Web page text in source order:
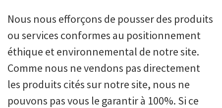
Nous nous efforçons de pousser des produits
ou services conformes au positionnement
éthique et environnemental de notre site.
Comme nous ne vendons pas directement
les produits cités sur notre site, nous ne
pouvons pas vous le garantir à 100%. Si ce